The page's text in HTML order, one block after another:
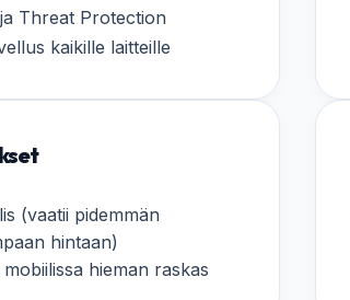
Threat Protection
kaikille laitteille
(vaatii pidemmän
hintaan)
hieman raskas